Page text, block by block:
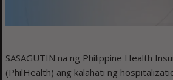
SASAGUTIN na ng Philippine Health
(PhilHealth) ang kalahati ng